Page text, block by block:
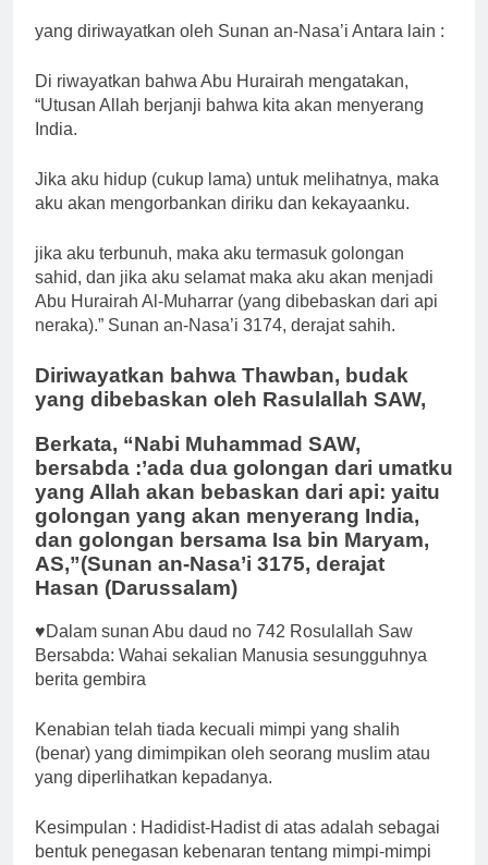
yang diriwayatkan oleh Sunan an-Nasa’i Antara lain :
Di riwayatkan bahwa Abu Hurairah mengatakan,
“Utusan Allah berjanji bahwa kita akan menyerang
India.
Jika aku hidup (cukup lama) untuk melihatnya, maka
aku akan mengorbankan diriku dan kekayaanku.
jika aku terbunuh, maka aku termasuk golongan
sahid, dan jika aku selamat maka aku akan menjadi
Abu Hurairah Al-Muharrar (yang dibebaskan dari api
neraka).” Sunan an-Nasa’i 3174, derajat sahih.
Diriwayatkan bahwa Thawban, budak
yang dibebaskan oleh Rasulallah SAW,
Berkata, “Nabi Muhammad SAW,
bersabda :’ada dua golongan dari umatku
yang Allah akan bebaskan dari api: yaitu
golongan yang akan menyerang India,
dan golongan bersama Isa bin Maryam,
AS,”(Sunan an-Nasa’i 3175, derajat
Hasan (Darussalam)
♥Dalam sunan Abu daud no 742 Rosulallah Saw
Bersabda: Wahai sekalian Manusia sesungguhnya
berita gembira
Kenabian telah tiada kecuali mimpi yang shalih
(benar) yang dimimpikan oleh seorang muslim atau
yang diperlihatkan kepadanya.
Kesimpulan : Hadidist-Hadist di atas adalah sebagai
bentuk penegasan kebenaran tentang mimpi-mimpi